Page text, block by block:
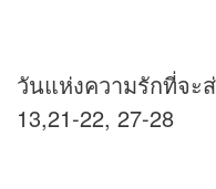
วันแห่งความรักที่จะ
13,21-22, 27-28